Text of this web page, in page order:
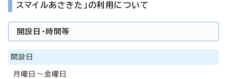
スマイルあさきた」の利用について
開設日・時間等
開設日
月曜日～金曜日